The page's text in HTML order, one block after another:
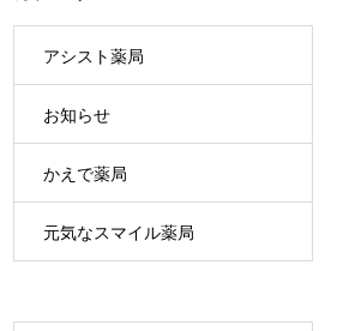
アシスト薬局
お知らせ
かえで薬局
元気なスマイル薬局